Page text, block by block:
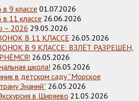
9 классе 01.07.2026
11 классе 26.06.2026
– 2026 29.05.2026
В 11 КЛАССЕ 26.05.2026
В 9 КЛАССЕ: ВЗЛЁТ РАЗРЕШЁН,
26.05.2026
школа! 26.05.2026
в детском саду “Морское
Знаний” 26.05.2026
в Ширяево 21.05.2026